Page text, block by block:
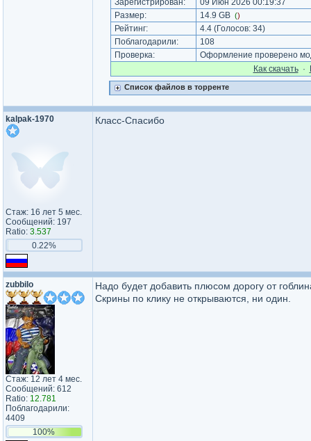
Зарегистрирован:
09 Июн 2026 00:19:37
Размер:
14.9 GB ()
Рейтинг: 4.4(Голосов: 34)
Поблагодарили:
108
Проверка:
Оформление проверено
Как cкачать·
Список файлов в торренте
kalpak-1970
Стаж: 16 лет 5 мес.
Сообщений: 197
Ratio: 3.537
0.22%
Класс-Спасибо
zubbilo
Стаж: 12 лет 4 мес.
Сообщений: 612
Ratio: 12.781
Поблагодарили:
4409
100%
Надо будет добавить плюсом дорогу от
Скрины по клику не открываются, ни один.